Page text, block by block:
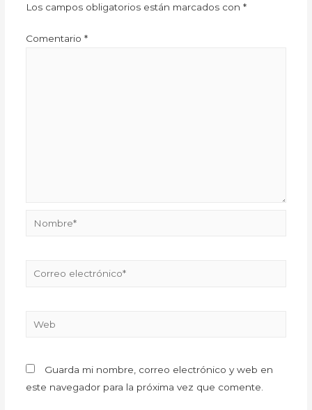
Los campos obligatorios están marcados con *
Comentario *
Guarda mi nombre, correo electrónico y web en
este navegador para la próxima vez que comente.